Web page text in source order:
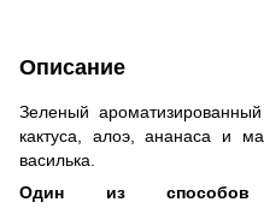
Описание
Зеленый
кактуса, алоэ, ананаса и
василька.
Один из способов